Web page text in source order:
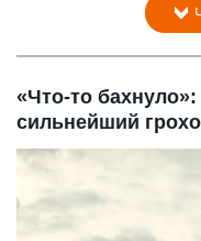
«Что-то
сильнейший